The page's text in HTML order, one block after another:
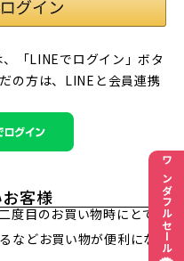
「LINEでログイン」ボタ
の方は、 LINEと会員連携
客様
度目のお買い物時にとて
などお買い物が便利にな ワンダフルセール